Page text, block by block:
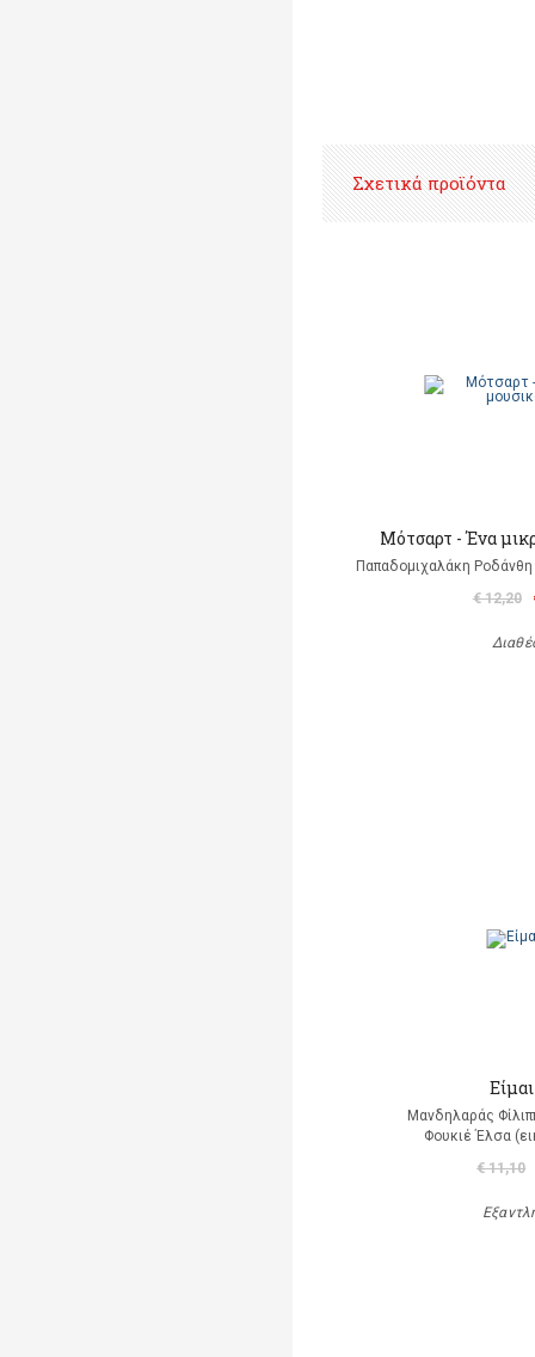
Σχετικά προϊόντα
Μότσαρτ - Ένα
Παπαδομιχαλάκη
€ 12,20
Μανδηλαράς
Φουκιέ Έλσα
€ 11,10